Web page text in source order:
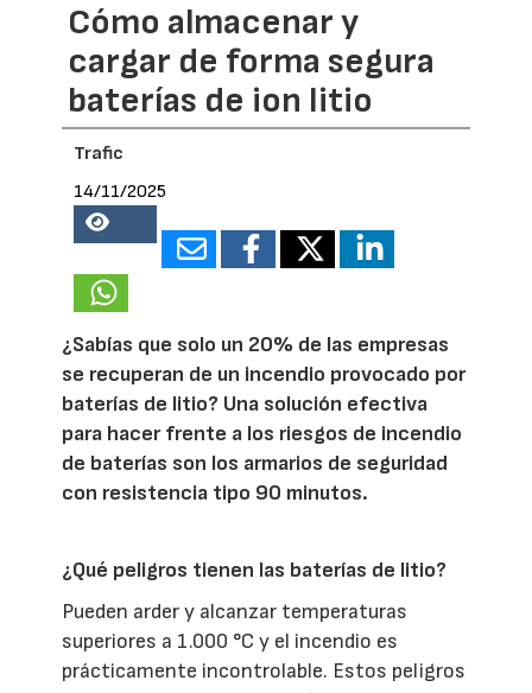
Cómo almacenar y
cargar de forma segura
baterías de ion litio
Trafic
14/11/2025
14285
¿Sabías que solo un 20% de las empresas
se recuperan de un incendio provocado por
baterías de litio? Una solución efectiva
para hacer frente a los riesgos de incendio
de baterías son los armarios de seguridad
con resistencia tipo 90 minutos.
¿Qué peligros tienen las baterías de litio?
Pueden arder y alcanzar temperaturas
superiores a 1.000 °C y el incendio es
prácticamente incontrolable. Estos peligros